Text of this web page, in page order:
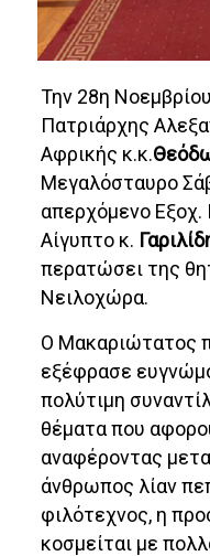
Την 28η
Πατριάρχης
Αφρικής κ.κ.
Μεγαλόσταυρο
απερχόμενο
Αίγυπτο κ.
περατώσει της
Νειλοχώρα.
Ο Μακαριώτατος
εξέφρασε
πολύτιμη
θέματα που
αναφέροντας
άνθρωπος λίαν
φιλότεχνος, η
κοσμείται με